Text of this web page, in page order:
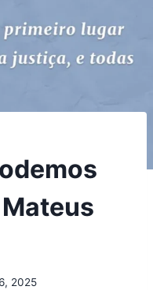
2025